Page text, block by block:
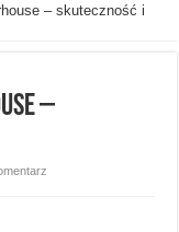
– skuteczność i
–